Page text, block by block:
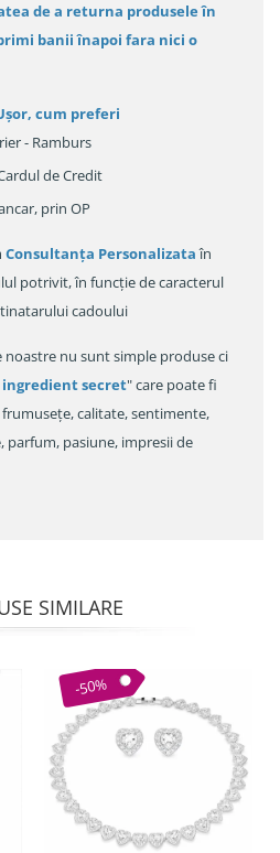
de a returna produsele în
banii înapoi fara nici o
, cum preferi
- Ramburs
de Credit
prin OP
Consultanța Personalizataîn
potrivit, în funcție de caracterul
cadoului
noastre nu sunt simple produse ci
secret" care poate fi
calitate, sentimente,
parfum, pasiune, impresii de
SIMILARE
-50%